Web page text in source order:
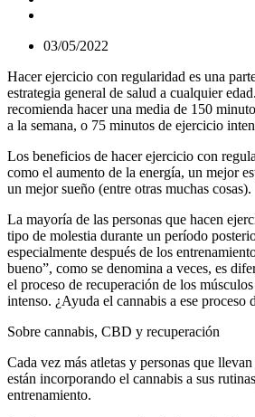
03/05/2022
Hacer ejercicio con regularidad es una
estrategia general de salud a cualquier
recomienda hacer una media de 150
a la semana, o 75 minutos de ejercicio
Los beneficios de hacer ejercicio con
como el aumento de la energía, un mejor
un mejor sueño (entre otras muchas cosas).
La mayoría de las personas que hacen
tipo de molestia durante un período
especialmente después de los
bueno”, como se denomina a veces, es
el proceso de recuperación de los
intenso. ¿Ayuda el cannabis a ese proceso
Sobre cannabis, CBD y recuperación
Cada vez más atletas y personas que
están incorporando el cannabis a sus
entrenamiento.